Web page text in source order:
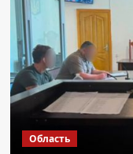
Область